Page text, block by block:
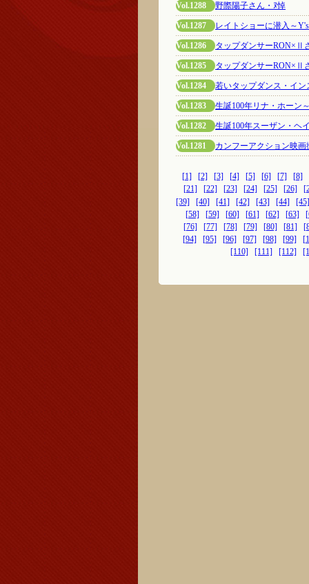
Vol.1288 野際陽子さん・ﾇ悼
Vol.1287 レイトショーに潜入～
Vol.1286 タップダンサーRON×Ⅱ
Vol.1285 タップダンサーRON×Ⅱ
Vol.1284 若いタップダンス・イ
Vol.1283 生誕100年リナ・ホーン
Vol.1282 生誕100年スーザン・ヘ
Vol.1281 カンフーアクション映
[1] [2] [3] [4] [5] [6] [7] [8]
[21]
[22] [23] [24] [25] [26]
[39]
[40] [41] [42] [43] [44]
[45]
[58]
[59] [60] [61] [62] [63]
[76]
[77] [78] [79] [80] [81]
[94]
[95] [96] [97] [98] [99]
[110]
[111] [112]